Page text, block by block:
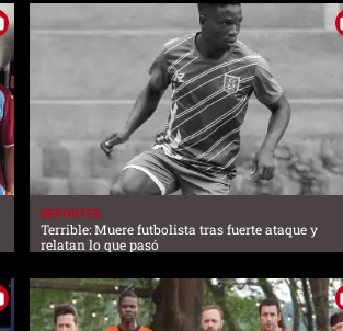
DEPORTES
Terrible: Muere futbolista tras fuerte ataque y
relatan lo que pasó